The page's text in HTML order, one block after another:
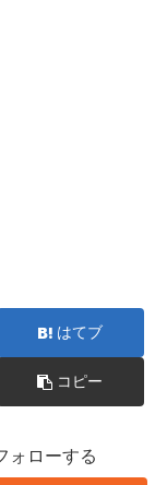
はてブ
コピー
ォローする